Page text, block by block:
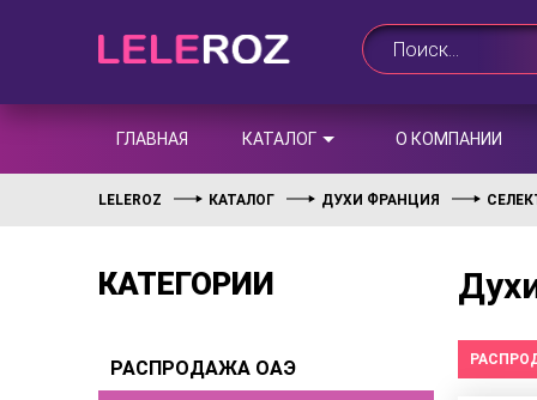
ГЛАВНАЯ КАТАЛОГ О КОМПАНИИ
LELEROZ КАТАЛОГ ДУХИ ФРАНЦИЯ
КАТЕГОРИИ
РАСПРОДАЖА ОАЭ